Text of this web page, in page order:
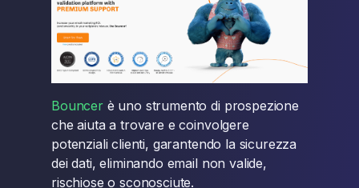
Bouncerè uno strumento di prospezione
che aiuta a trovare e coinvolgere
potenziali clienti, garantendo la sicurezza
dei dati, eliminando email non valide,
rischiose o sconosciute.